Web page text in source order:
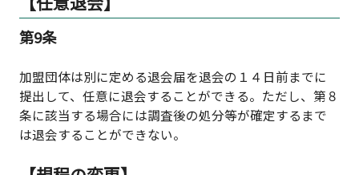
第9条
加盟団体は別に定める退会届を退会の１４日前までに
提出して、任意に退会することができる。ただし、第８
条に該当する場合には調査後の処分等が確定するまで
は退会することができない。